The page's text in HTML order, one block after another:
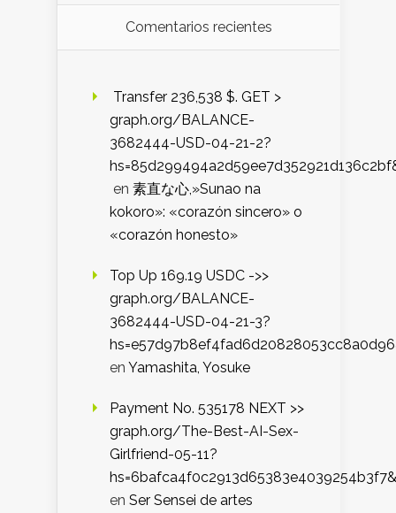
Comentarios recientes
️ Transfer 236,538 $. GET >
graph.org/BALANCE-
3682444-USD-04-21-2?
en 素直な心,»Sunao na
kokoro»: «corazón sincero» o
«corazón honesto»
Top Up 169.19 USDC ->>
graph.org/BALANCE-
3682444-USD-04-21-3?
en Yamashita, Yosuke
Payment No. 535178 NEXT >>
graph.org/The-Best-AI-Sex-
Girlfriend-05-11?
hs=6bafca4f0c2913d65383e4039254b3f7&
en Ser Sensei de artes